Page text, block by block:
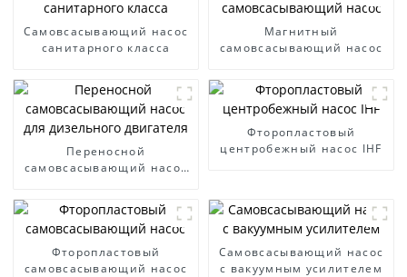
Самовсасывающий насос
санитарного класса
Магнитный
самовсасывающий насос
Переносной
самовсасывающий насос
Фторопластовый
центробежный насос IHF
Фторопластовый
самовсасывающий насос
Самовсасывающий насос
с вакуумным усилителем